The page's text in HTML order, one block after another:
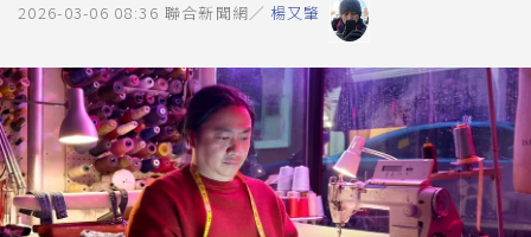
2026-03-06 08:36 聯合新聞網／ 楊又肇